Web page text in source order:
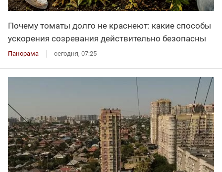
Почему томаты долго не краснеют: какие способы
ускорения созревания действительно безопасны
Панорама сегодня, 07:25